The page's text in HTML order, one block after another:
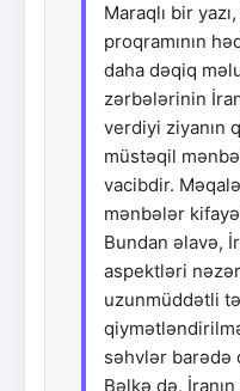
Maraqlı bir
proqramının
daha dəqiq
zərbələrinin
verdiyi ziyanın
müstəqil
vacibdir.
mənbələr
Bundan əlavə,
aspektləri
uzunmüddətli
səhvlər barədə
Bəlkə də,